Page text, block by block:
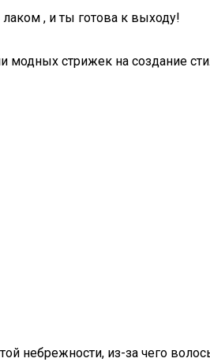
, и ты готова к выходу!
стрижек на создание
небрежности, из-за чего